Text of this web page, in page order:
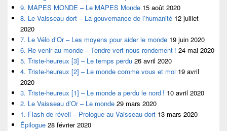
9. MAPES MONDE – Le MAPES Monde 15 août 2020
8. Le Vaisseau dort – La gouvernance de l’humanité 12 juillet
2020
7. Le Vélo d’Or – Les moyens pour aider le monde 19 juin 2020
6. Re-venir au monde – Tendre vert nous rondement ! 24 mai 2020
5. Triste-heureux [3] – Le temps perdu 26 avril 2020
4. Triste-heureux [2] – Le monde comme vous et moi 19 avril
2020
3. Triste-heureux [1] – Le monde a perdu le nord ! 10 avril 2020
2. Le Vaisseau d’Or – Le monde 29 mars 2020
1. Flash de réveil – Prologue au Vaisseau dort 13 mars 2020
Épilogue 28 février 2020